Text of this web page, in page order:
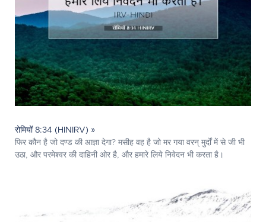
रोमियों 8:34 (HINIRV) »
फिर कौन है जो दण्ड की आज्ञा देगा? मसीह वह है जो मर गया वरन् मुर्दों में से जी भी
उठा, और परमेश्‍वर की दाहिनी ओर है, और हमारे लिये निवेदन भी करता है।